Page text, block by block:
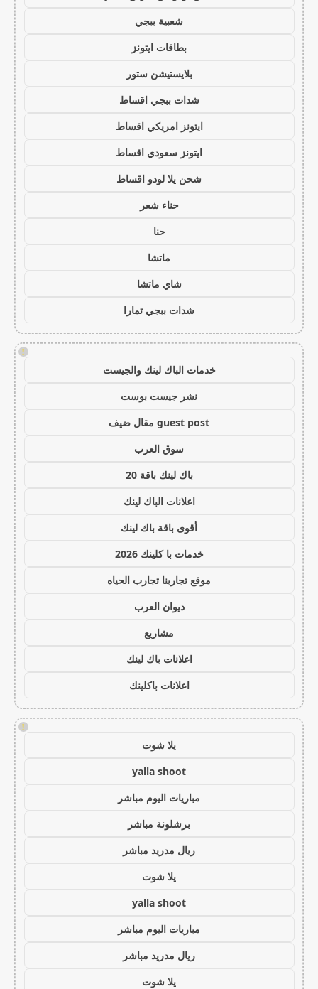
شعبية ببجي
بطاقات ايتونز
بلايستيشن ستور
شدات ببجي اقساط
ايتونز امريكي اقساط
ايتونز سعودي اقساط
شحن يلا لودو اقساط
حناء شعر
حنا
ماتشا
شاي ماتشا
شدات ببجي تمارا
!
خدمات الباك لينك والجيست
نشر جيست بوست
guest post مقال ضيف
سوق العرب
باك لينك باقة 20
اعلانات الباك لينك
أقوى باقة باك لينك
خدمات با كلينك 2026
موقع تجاربنا تجارب الحياه
ديوان العرب
مشاريع
اعلانات باك لينك
اعلانات باكلينك
!
يلا شوت
yalla shoot
مباريات اليوم مباشر
برشلونة مباشر
ريال مدريد مباشر
يلا شوت
yalla shoot
مباريات اليوم مباشر
ريال مدريد مباشر
يلا شوت